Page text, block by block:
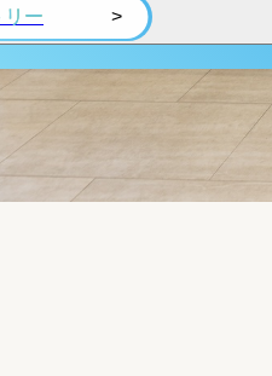
護・労災保険、公費負担医
レセプト提出
保険者からの照会への回答
する行政機関等へのレセプ
介護・労災保険、および公費
務
リー